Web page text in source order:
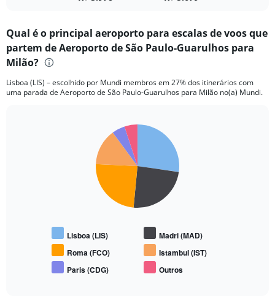
Qual é o principal aeroporto para escalas de voos que
partem de Aeroporto de São Paulo-Guarulhos para
Milão?
Lisboa (LIS) – escolhido por Mundi membros em 27% dos itinerários com
uma parada de Aeroporto de São Paulo-Guarulhos para Milão no(a) Mundi.
Lisboa (LIS)
Madri (MAD)
Roma (FCO)
Istambul (IST)
Paris (CDG)
Outros